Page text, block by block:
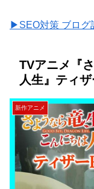
▶SEO対策 ブログ
TVアニメ『
人生』ティ
新作アニメ